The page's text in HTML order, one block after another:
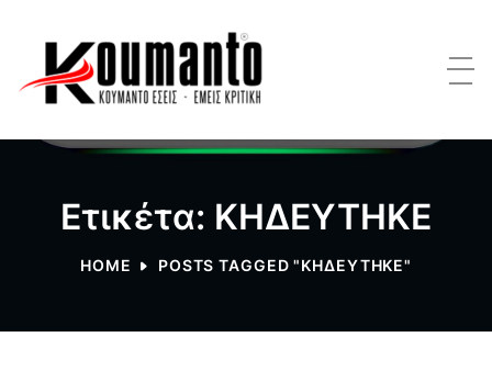
Ετικέτα: ΚΗΔΕΥΤΗΚΕ
HOME POSTS TAGGED "ΚΗΔΕΥΤΗΚΕ"